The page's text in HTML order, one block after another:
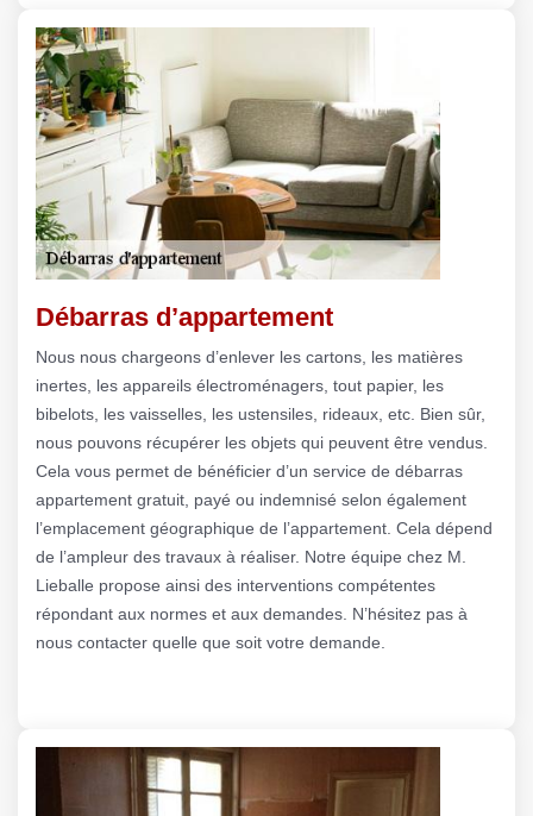
Débarras d’appartement
Nous nous chargeons d’enlever les cartons, les matières
inertes, les appareils électroménagers, tout papier, les
bibelots, les vaisselles, les ustensiles, rideaux, etc. Bien sûr,
nous pouvons récupérer les objets qui peuvent être vendus.
Cela vous permet de bénéficier d’un service de débarras
appartement gratuit, payé ou indemnisé selon également
l’emplacement géographique de l’appartement. Cela dépend
de l’ampleur des travaux à réaliser. Notre équipe chez M.
Lieballe propose ainsi des interventions compétentes
répondant aux normes et aux demandes. N’hésitez pas à
nous contacter quelle que soit votre demande.